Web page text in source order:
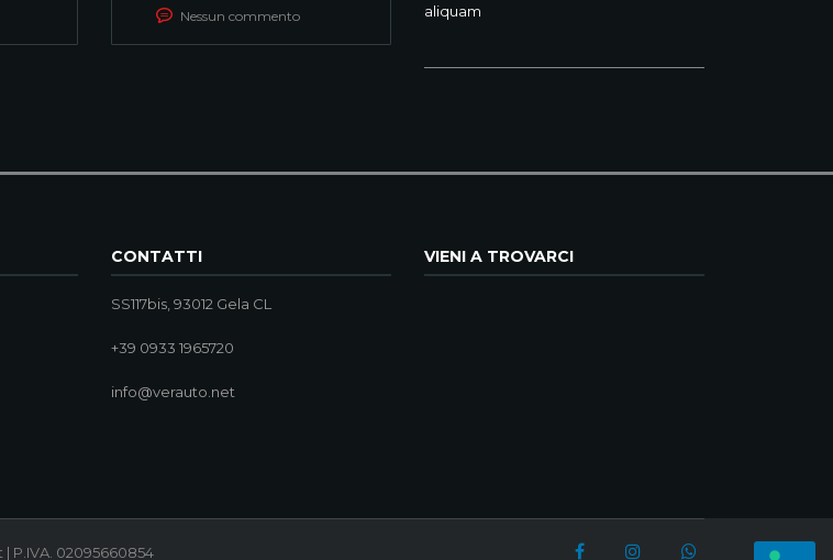
Nessun commento
aliquam
CONTATTI
SS117bis, 93012 Gela CL
+39 0933 1965720
info@verauto.net
VIENI A TROVARCI
P.IVA. 02095660854